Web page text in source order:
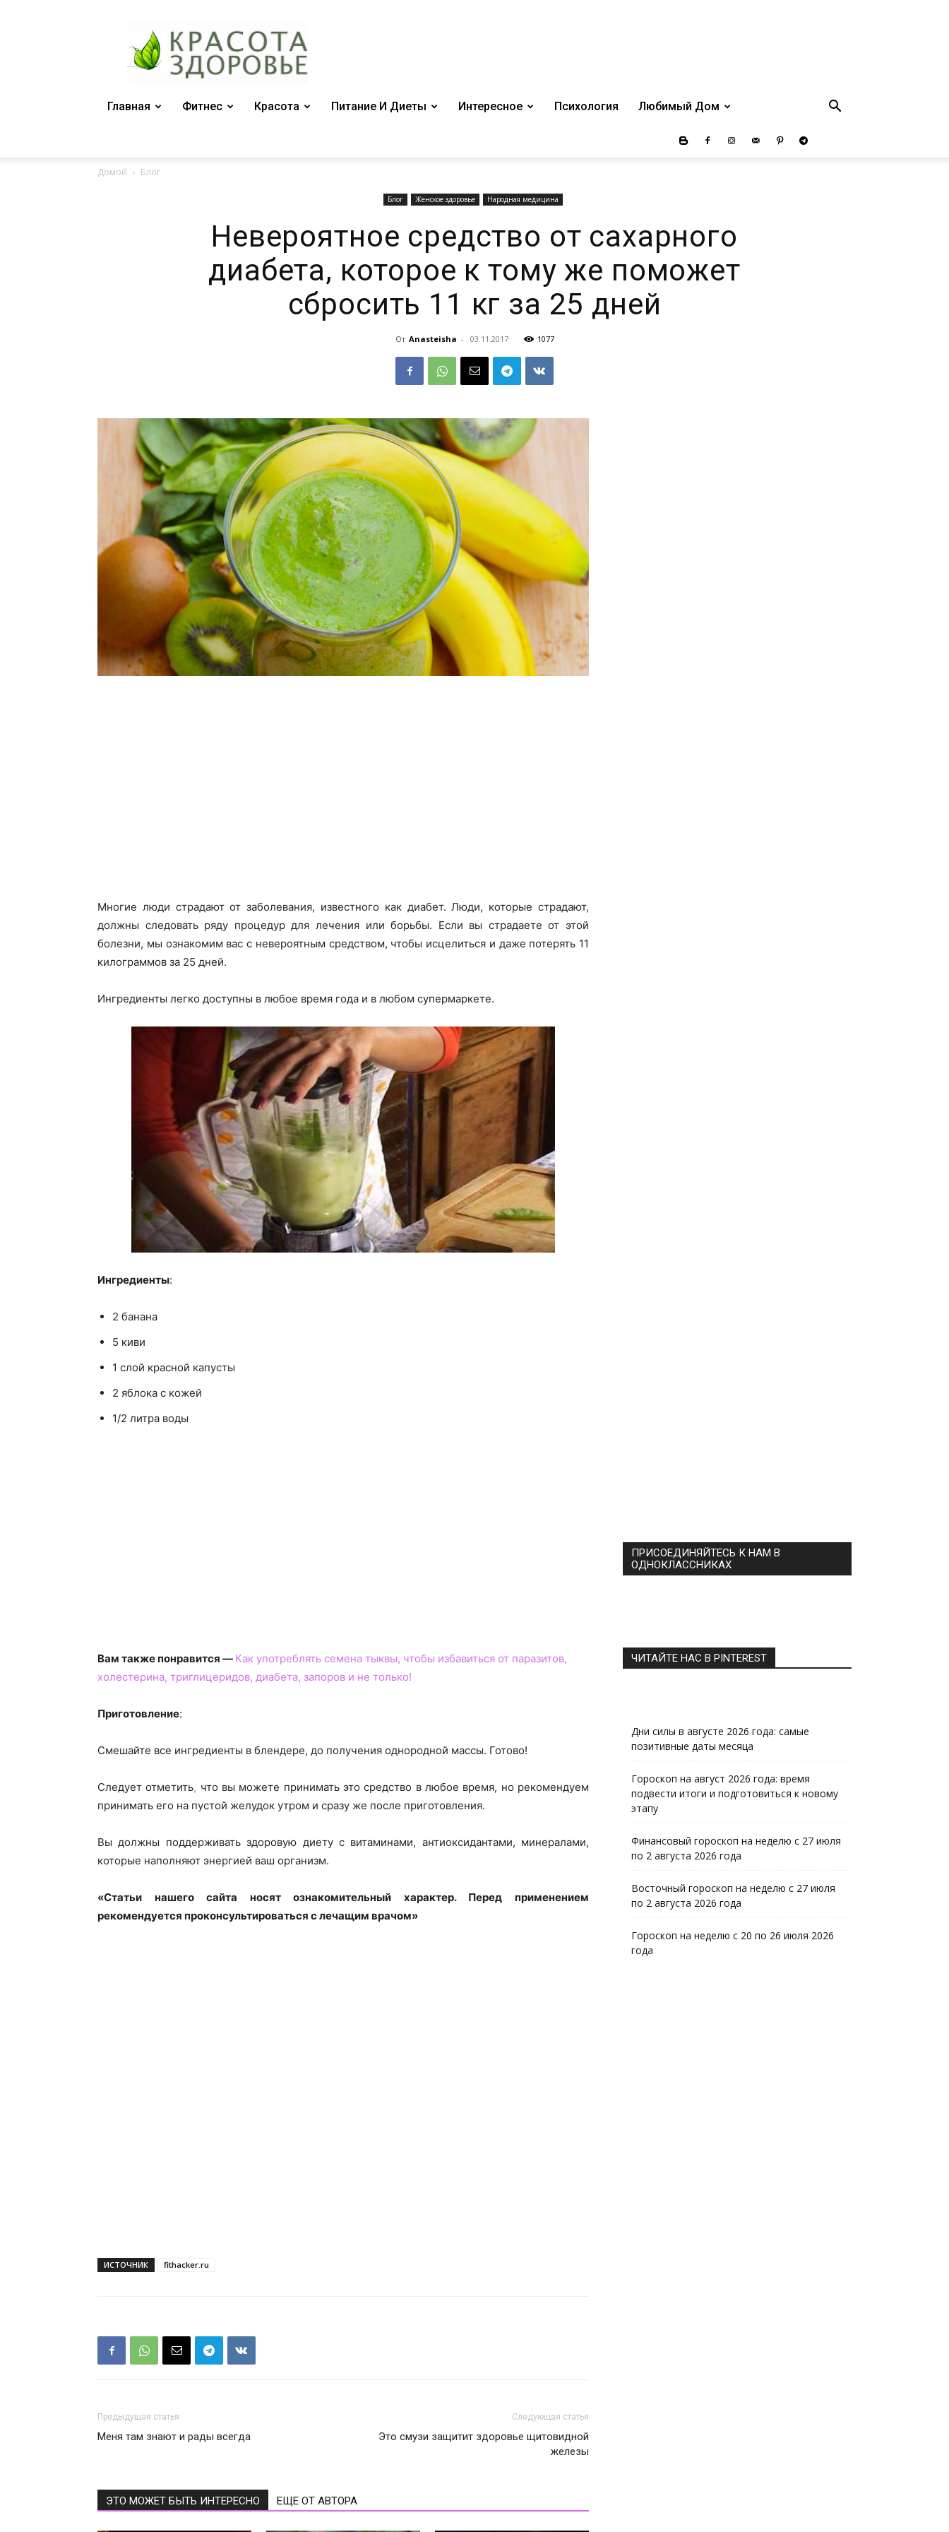
журнал
"Красота
и
Главная
Фитнес Красота Питание И Диеты Интересное Психология Любимый Дом
Домой Блог
Блог Женское здоровье Народная медицина
Невероятное средство от сахарного
диабета, которое к тому же поможет
сбросить 11 кг за 25 дней
От Anasteisha - 03.11.2017 1077
Многие люди страдают от заболевания, известного как диабет. Люди, которые страдают,
должны следовать ряду процедурдля лечения или борьбы. Если вы страдаете от этой
болезни, мы ознакомим вас с невероятным средством, чтобы исцелиться и даже потерять 11
килограммов за 25 дней.
Ингредиенты легко доступны в любое время года и в любом супермаркете.
Ингредиенты:
2 банана
5 киви
1 слой красной капусты
2 яблока с кожей
1/2 литра воды
Вам также понравится — Как употреблять семена тыквы, чтобы избавиться от паразитов,
холестерина, триглицеридов, диабета, запоров и не только!
Приготовление:
Смешайте все ингредиенты в блендере, до получения однородной массы. Готово!
Следует отметить, что вы можете приниматьэто средство в любое время, но рекомендуем
принимать его на пустой желудок утром и сразу же после приготовления.
Вы должны поддерживать здоровую диету с витаминами, антиоксидантами, минералами,
которые наполняют энергией ваш организм.
«Статьи нашего сайта носят ознакомительный характер. Перед применением
рекомендуется проконсультироваться с лечащим врачом»
ИСТОЧНИК fithacker.ru
Предыдущая статья
Меня там знают и рады всегда
Следующая статья
Это смузи защитит здоровье щитовидной
железы
ЭТО МОЖЕТ БЫТЬ ИНТЕРЕСНО ЕЩЕ ОТ АВТОРА
ПРИСОЕДИНЯЙТЕСЬ К НАМ В
ОДНОКЛАССНИКАХ
ЧИТАЙТЕ НАС В PINTEREST
Дни силы в августе 2026 года: самые
позитивные даты месяца
Гороскоп на август 2026 года: время
подвести итоги и подготовиться к новому
этапу
Финансовый гороскоп на неделю с 27 июля
по 2 августа 2026 года
Восточный гороскоп на неделю с 27 июля
по 2 августа 2026 года
Гороскоп на неделю с 20 по 26 июля 2026
года